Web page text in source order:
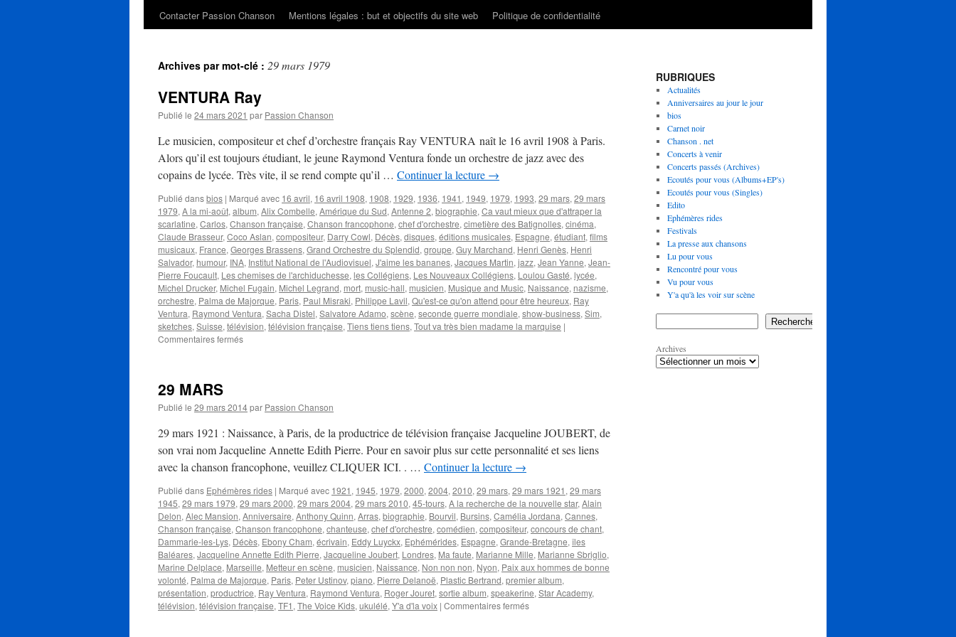
Contacter Passion Chanson
Mentions légales : but et objectifs du site web Politique de confidentialité
Archives par mot-clé : 29 mars 1979
VENTURA Ray
Publié le 24 mars 2021 par Passion Chanson
Le musicien, compositeur et chef d’orchestre français Ray VENTURA naît le 16 avril 1908 à Paris.
Alors qu’il est toujours étudiant, le jeune Raymond Ventura fonde un orchestre de jazz avec des
copains de lycée. Très vite, il se rend compte qu’il … Continuer la lecture →
Publié dansbios | Marqué avec 16 avril, 16 avril 1908, 1908, 1929, 1936, 1941 , 1949, 1979, 1993, 29 mars, 29 mars
1979, A la mi-août, album, Alix Combelle, Amérique du Sud, Antenne 2, biographie, Ca vaut mieux que d'attraper la
scarlatine, Carlos, Chanson française, Chanson francophone, chef d'orchestre, cimetière des Batignolles, cinéma,
Claude Brasseur, Coco Aslan, compositeur, Darry Cowl, Décès, disques, éditions musicales, Espagne, étudiant, films
musicaux, France, Georges Brassens, Grand Orchestre du Splendid, groupe, Guy Marchand, Henri Genès, Henri
Salvador, humour, INA, Institut National de l'Audiovisuel, J'aime les bananes, Jacques Martin, jazz, Jean Yanne, Jean-
Pierre Foucault, Les chemises de l'archiduchesse, les Collégiens, Les Nouveaux Collégiens, Loulou Gasté, lycée,
Michel Drucker, Michel Fugain, Michel Legrand, mort, music-hall, musicien, Musique and Music, Naissance, nazisme,
orchestre, Palma de Majorque, Paris, Paul Misraki, Philippe Lavil, Qu'est-ce qu'on attend pour être heureux, Ray
Ventura, Raymond Ventura, Sacha Distel, Salvatore Adamo, scène, seconde guerre mondiale, show-business, Sim,
sketches, Suisse, télévision, télévision française, Tiens tiens tiens, Tout va très bien madame la marquise |
Commentaires ferméssur
29 MARS
Publié le 29 mars 2014par Passion Chanson
29 mars 1921 : Naissance, à Paris, de la productrice de télévision française Jacqueline JOUBERT, de
son vrai nom Jacqueline Annette Edith Pierre. Pour en savoir plus sur cette personnalité et ses liens
avec la chanson francophone, veuillez CLIQUER ICI. . … Continuer la lecture →
Publié dans Ephémères rides | Marqué avec 1921 , 1945, 1979, 2000, 2004, 2010, 29 mars, 29 mars 1921 , 29 mars
1945, 29 mars 1979, 29 mars 2000, 29 mars 2004, 29 mars 2010, 45-tours, A la recherche de la nouvelle star, Alain
Delon, Alec Mansion, Anniversaire, Anthony Quinn, Arras, biographie, Bourvil, Bursins, Camélia Jordana, Cannes,
Chanson française, Chanson francophone, chanteuse, chef d'orchestre, comédien, compositeur, concours de chant,
Dammarie-les-Lys, Décès, Ebony Cham, écrivain, Eddy Luyckx, Ephémérides, Espagne, Grande-Bretagne, îles
Baléares, Jacqueline Annette Edith Pierre, Jacqueline Joubert, Londres, Ma faute, Marianne Mille, Marianne Sbriglio,
Marine Delplace, Marseille, Metteur en scène, musicien, Naissance, Non non non, Nyon, Paix aux hommes de bonne
volonté, Palma de Majorque, Paris, Peter Ustinov, piano, Pierre Delanoë, Plastic Bertrand, premier album,
présentation, productrice, Ray Ventura, Raymond Ventura, Roger Jouret, sortie album, speakerine, Star Academy,
télévision, télévision française, TF1 , The Voice Kids, ukulélé, Y'a d'la voix | Commentaires ferméssur
RUBRIQUES
Actualités
Anniversaires au jour le jour
bios
Carnet noir
Chanson . net
Concerts à venir
Concerts passés (Archives)
Ecoutés pour vous (Albums+EP's)
Ecoutés pour vous (Singles)
Edito
Ephémères rides
Festivals
La presse aux chansons
Lu pour vous
Rencontré pour vous
Vu pour vous
Y'a qu'à les voir sur scène
Rechercher
Archives